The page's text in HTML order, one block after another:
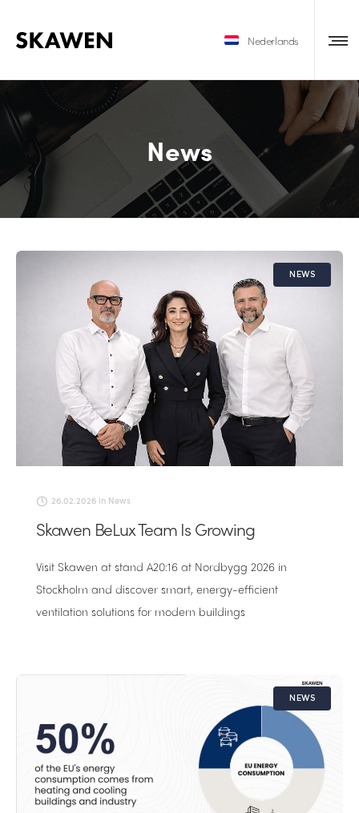
Nederlands
News
NEWS
26.02.2026 in News
Skawen BeLux Team Is Growing
Visit Skawen at stand A20:16 at Nordbygg 2026 in
Stockholm and discover smart, energy-efficient
ventilation solutions for modern buildings
NEWS